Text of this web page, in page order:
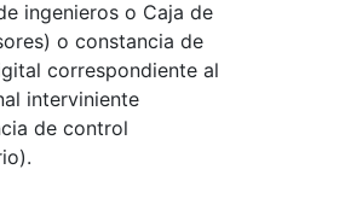
ingenieros o Caja de
o constancia de
correspondiente al
interviniente
de control